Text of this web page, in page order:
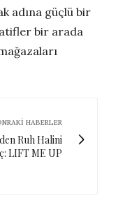
adına güçlü bir
bir arada
HABERLER
Ruh Halini
LIFT ME UP